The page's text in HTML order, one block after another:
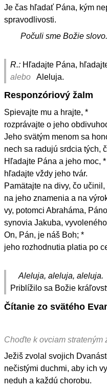
Je čas hľadať Pána, kým
spravodlivosti.
Počuli sme Božie slovo.
R.: Hľadajte Pána,
alebo
Aleluja.
Responzóriový žalm
Spievajte mu a hrajte, *
rozprávajte o jeho
Jeho svätým menom sa
nech sa radujú srdcia tých,
Hľadajte Pána a jeho moc, *
hľadajte vždy jeho tvár.
Pamätajte na divy, čo učinil,
na jeho znamenia a na
vy, potomci Abraháma,
synovia Jakuba,
On, Pán, je náš Boh; *
jeho rozhodnutia platia po
Aleluja, aleluja, aleluja.
Priblížilo sa Božie
Čítanie zo svätého
Choďte k ovciam strateným
Ježiš zvolal svojich
nečistými duchmi, aby ich
neduh a každú chorobu.